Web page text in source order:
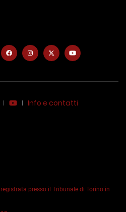
Info e contatti
presso il Tribunale di Torino in